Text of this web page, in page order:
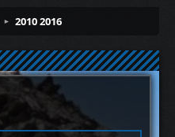
2010 2016